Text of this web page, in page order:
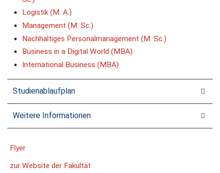
Logistik (M. A.)
Management (M. Sc.)
Nachhaltiges Personalmanagement (M. Sc.)
Business in a Digital World (MBA)
International Business (MBA)
Studienablaufplan
Weitere Informationen
Flyer
zur Website der Fakultät